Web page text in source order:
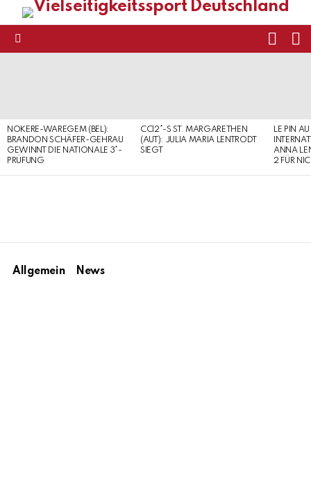
NOKERE-WAREGEM (BEL):
BRANDON SCHÄFER-GEHRAU
GEWINNT DIE NATIONALE 3*-
PRÜFUNG
CCI2*-S ST. MARGARETHEN
(AUT): JULIA MARIA LENTRODT
SIEGT
LE PIN
ANNA
2 FÜR
Allgemein News